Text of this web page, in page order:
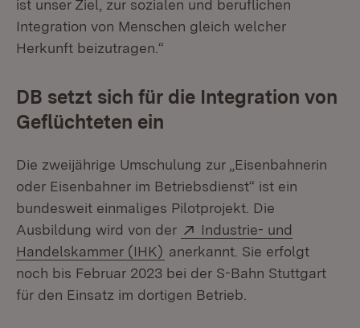
ist unser Ziel, zur sozialen und beruflichen
Integration von Menschen gleich welcher
Herkunft beizutragen.“
DB setzt sich für die Integration von
Geflüchteten ein
Die zweijährige Umschulung zur „Eisenbahnerin
oder Eisenbahner im Betriebsdienst“ ist ein
bundesweit einmaliges Pilotprojekt. Die
Ausbildung wird von der
Extern:
Industrie- und
Handelskammer (IHK) (Öffnet in neuem Fenster)
anerkannt. Sie erfolgt
noch bis Februar 2023 bei der S-Bahn Stuttgart
für den Einsatz im dortigen Betrieb.